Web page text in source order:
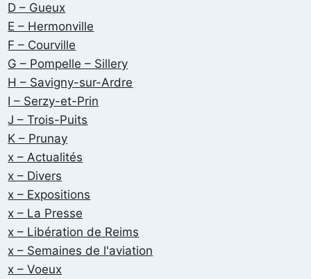
D – Gueux
E – Hermonville
F – Courville
G – Pompelle – Sillery
H – Savigny-sur-Ardre
I – Serzy-et-Prin
J – Trois-Puits
K – Prunay
x – Actualités
x – Divers
x – Expositions
x – La Presse
x – Libération de Reims
x – Semaines de l'aviation
x – Voeux